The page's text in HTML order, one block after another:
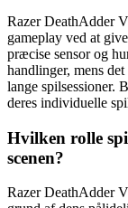
Razer DeathAdder
gameplay ved at
præcise sensor og
handlinger, mens
lange spilsessioner.
deres individuelle
Hvilken rolle
scenen?
Razer DeathAdder